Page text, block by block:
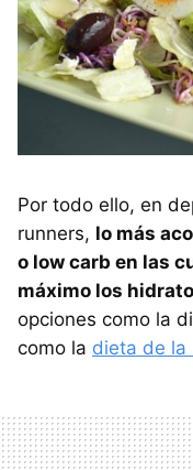
Por todo ello, en
runners, lo más
o low carb en las
máximo los
opciones como la
como la dieta de la